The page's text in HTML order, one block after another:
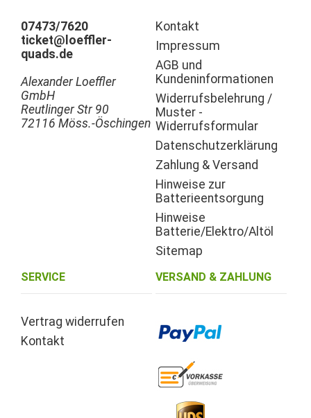
07473/7620
ticket@loeffler-
quads.de
Alexander Loeffler
GmbH
Reutlinger Str 90
72116 Möss.-Öschingen
Kontakt
Impressum
AGB und
Kundeninformationen
Widerrufsbelehrung /
Muster -
Widerrufsformular
Datenschutzerklärung
Zahlung & Versand
Hinweise zur
Batterieentsorgung
Hinweise
Batterie/Elektro/Altöl
Sitemap
SERVICE
Vertrag widerrufen
Kontakt
VERSAND & ZAHLUNG